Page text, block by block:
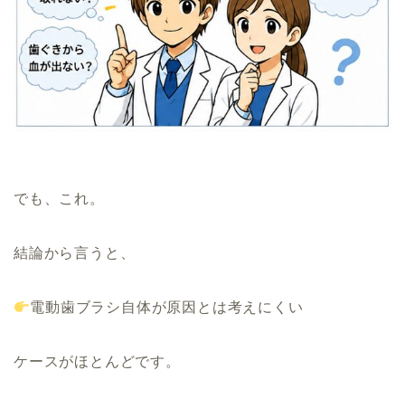
でも、これ。
結論から言うと、
電動歯ブラシ自体が原因とは考えにくい
ケースがほとんどです。